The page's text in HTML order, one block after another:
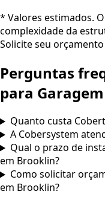
* Valores estimados.
complexidade da
Solicite seu
Perguntas
para Garagem
Quanto custa
A Cobersystem
Qual o prazo de
em Brooklin?
Como solicitar
em Brooklin?